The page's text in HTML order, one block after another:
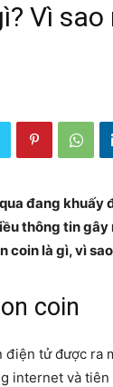
Vì
đang
thông tin
coin là gì, vì
coin
tử được ra
internet và